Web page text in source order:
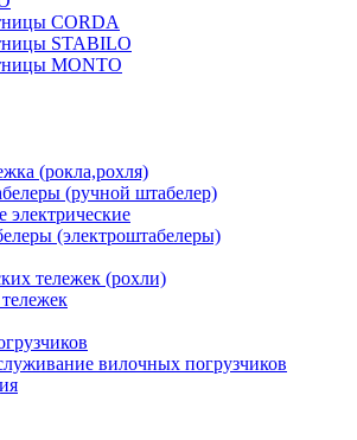
CORDA
STABILO
MONTO
(рокла,рохля)
(ручной штабелер)
электрические
(электроштабелеры)
тележек (рохли)
вилочных погрузчиков